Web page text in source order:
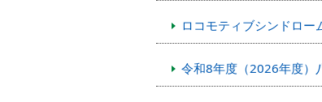
ロコモティブシンドロー
令和8年度（2026年度）